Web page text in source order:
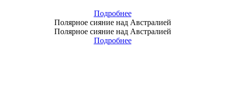
Подробнее
Полярное сияние над Австралией
Полярное сияние над Австралией
Подробнее